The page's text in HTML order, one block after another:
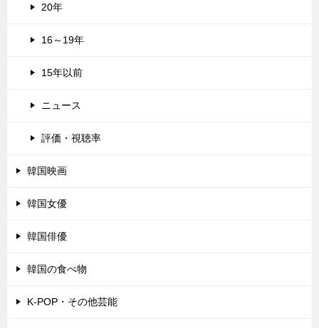
20年
16～19年
15年以前
ニュース
評価・視聴率
韓国映画
韓国女優
韓国俳優
韓国の食べ物
K-POP・その他芸能